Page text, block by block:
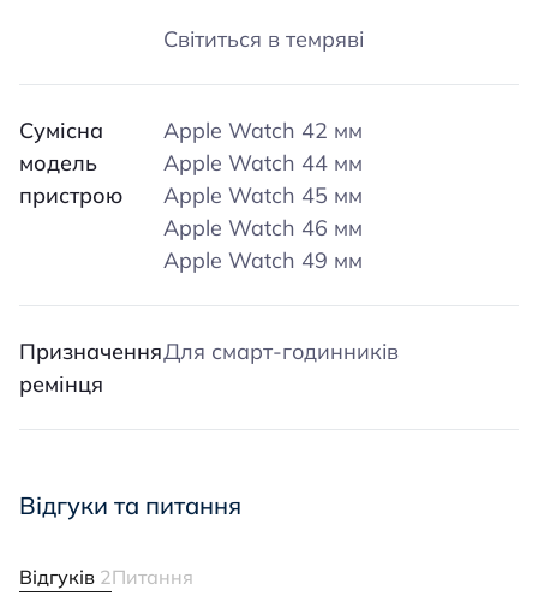
Світиться в темряві
Сумісна
модель
пристрою
Apple Watch 42 мм
Apple Watch 44 мм
Apple Watch 45 мм
Apple Watch 46 мм
Apple Watch 49 мм
Призначення
ремінця
Для смарт-годинників
Відгуки та питання
Відгуків 2Питання